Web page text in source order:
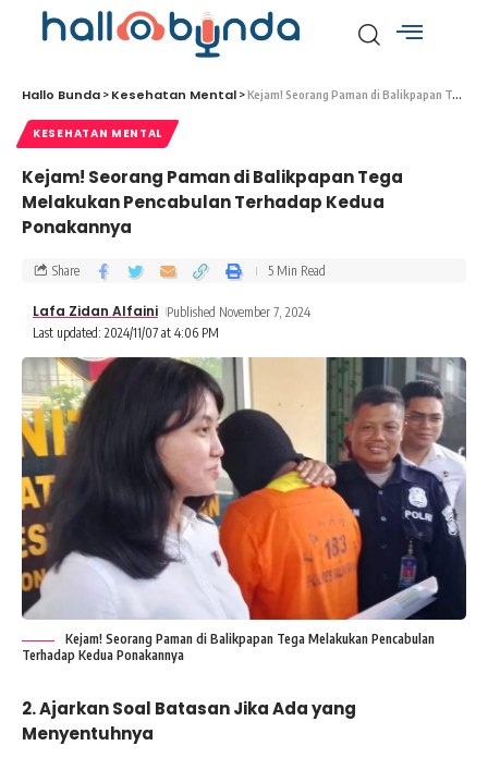
Hallo Bunda > Kesehatan Mental >Kejam! Seorang Paman di Balikpapan Tega Melakukan Pencabulan Terhadap Kedua Ponakannya
KESEHATAN MENTAL
Kejam! Seorang Paman di Balikpapan Tega
Melakukan Pencabulan Terhadap Kedua
Ponakannya
Last updated: 2024/11/07 at 4:06 PM
Lafa Zidan Alfaini Published November 7, 2024
Share 5 Min Read
Kejam! Seorang Paman di Balikpapan Tega Melakukan Pencabulan
Terhadap Kedua Ponakannya
2. Ajarkan Soal Batasan Jika Ada yang
Menyentuhnya